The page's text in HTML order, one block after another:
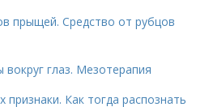
прыщей. Средство от рубцов
глаз. Мезотерапия
Как тогда распознать